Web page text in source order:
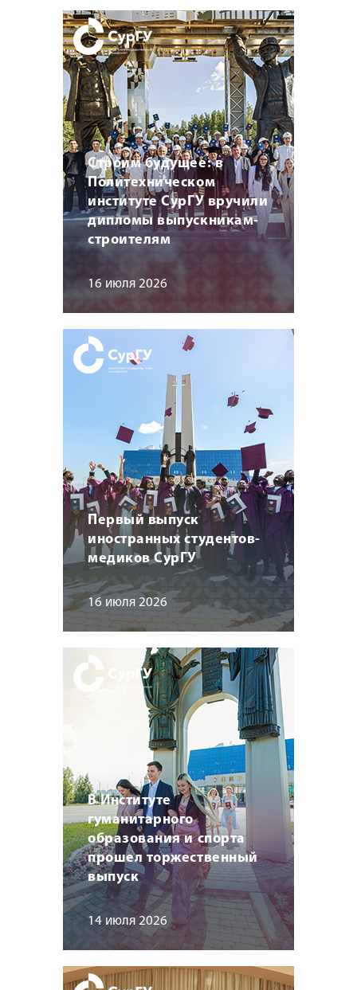
Строим будущее: в
Политехническом
институте СурГУ вручили
дипломы выпускникам-
строителям
16 июля 2026
Первый выпуск
иностранных студентов-
медиков СурГУ
16 июля 2026
В Институте
гуманитарного
образования и спорта
прошел торжественный
выпуск
14 июля 2026